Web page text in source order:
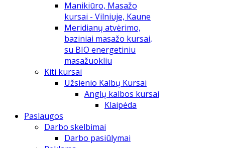
Manikiūro, Masažo
kursai - Vilniuje, Kaune
Meridianų atvėrimo,
baziniai masažo kursai,
su BIO energetiniu
masažuokliu
Kiti kursai
Užsienio Kalbų Kursai
Anglų kalbos kursai
Klaipėda
Paslaugos
Darbo skelbimai
Darbo pasiūlymai